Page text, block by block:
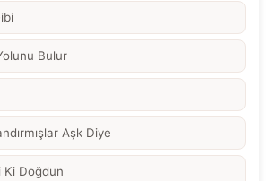
Bulur
Aşk Diye
Ki Doğdun